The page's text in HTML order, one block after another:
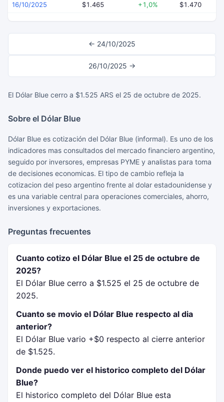
16/10/2025 $1.465 +1,0% $1.470
← 24/10/2025
26/10/2025 →
El Dólar Blue cerro a $1.525 ARS el 25 de octubre de 2025.
Sobre el Dólar Blue
Dólar Blue es cotización del Dólar Blue (informal). Es uno de los
indicadores mas consultados del mercado financiero argentino,
seguido por inversores, empresas PYME y analistas para toma
de decisiones economicas. El tipo de cambio refleja la
cotizacion del peso argentino frente al dolar estadounidense y
es una variable central para operaciones comerciales, ahorro,
inversiones y exportaciones.
Preguntas frecuentes
Cuanto cotizo el Dólar Blue el 25 de octubre de
2025?
El Dólar Blue cerro a $1.525 el 25 de octubre de
2025.
Cuanto se movio el Dólar Blue respecto al dia
anterior?
El Dólar Blue vario +$0 respecto al cierre anterior
de $1.525.
Donde puedo ver el historico completo del Dólar
Blue?
El historico completo del Dólar Blue esta